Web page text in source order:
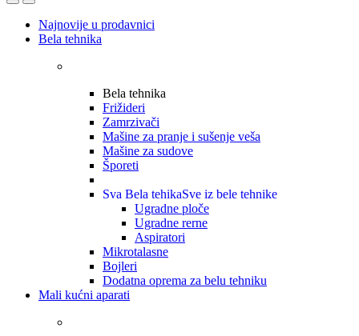
OpenClose
Najnovije u prodavnici
Bela tehnika
Bela tehnika
Frižideri
Zamrzivači
Mašine za pranje i sušenje veša
Mašine za sudove
Šporeti
Sva Bela tehikaSve iz bele tehnike
Ugradne ploče
Ugradne rerne
Aspiratori
Mikrotalasne
Bojleri
Dodatna oprema za belu tehniku
Mali kućni aparati